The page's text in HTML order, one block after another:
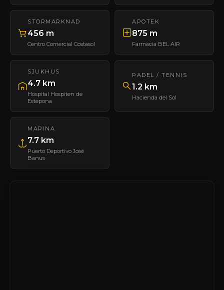
STORMARKNAD
456 m
Centro Comercial Costasol
APOTEK
875 m
Farmacia BEL AIR
SJUKHUS
4.7 km
Hospital Hospiten de
Estepona
PADEL / TENNIS
1.2 km
Hacienda del Sol
MARINA
7.7 km
Puerto Deportivo José
Banus